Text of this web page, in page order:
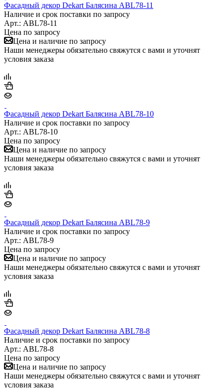
Фасадный декор Dekart Балясина ABL78-11
Наличие и срок поставки по запросу
Арт.: ABL78-11
Цена по запросу
Цена и наличие по запросу
Наши менеджеры обязательно свяжутся с вами и уточнят
условия заказа
Фасадный декор Dekart Балясина ABL78-10
Наличие и срок поставки по запросу
Арт.: ABL78-10
Цена по запросу
Цена и наличие по запросу
Наши менеджеры обязательно свяжутся с вами и уточнят
условия заказа
Фасадный декор Dekart Балясина ABL78-9
Наличие и срок поставки по запросу
Арт.: ABL78-9
Цена по запросу
Цена и наличие по запросу
Наши менеджеры обязательно свяжутся с вами и уточнят
условия заказа
Фасадный декор Dekart Балясина ABL78-8
Наличие и срок поставки по запросу
Арт.: ABL78-8
Цена по запросу
Цена и наличие по запросу
Наши менеджеры обязательно свяжутся с вами и уточнят
условия заказа